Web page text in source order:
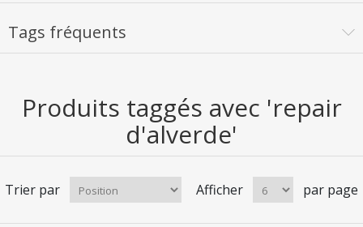
Tags fréquents
Produits taggés avec 'repair
d'alverde'
Trier par Afficher par page